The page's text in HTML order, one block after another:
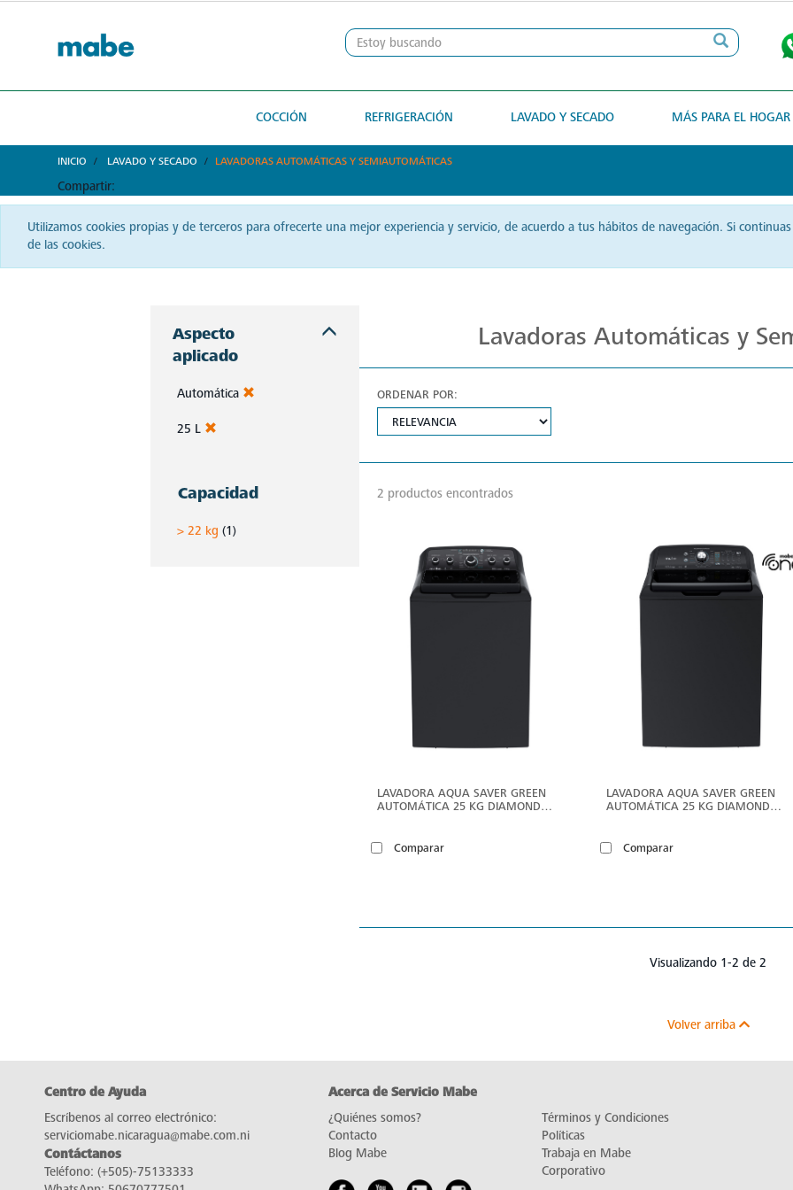
COCCIÓN REFRIGERACIÓN LAVADO Y SECADO MÁS PARA EL HOGAR
INICIO LAVADO Y SECADO LAVADORAS AUTOMÁTICAS Y SEMIAUTOMÁTICAS
Compartir:
Utilizamos cookies propias y de terceros para ofrecerte una mejor experiencia y servicio, de acuerdo a tus hábitos de navegación. Si
de las cookies.
Aspecto
aplicado
Automática
25 L
Capacidad
> 22 kg (1)
Lavadoras Automáticas y
ORDENAR POR:
2 productos encontrados
LAVADORA AQUA SAVER GREEN
AUTOMÁTICA 25 KG DIAMOND
Comparar
LAVADORA AQUA SAVER GREEN
AUTOMÁTICA 25 KG DIAMOND
Comparar
Visualizando 1-2 de 2
Volver arriba
Centro de Ayuda
Escríbenos al correo electrónico:
serviciomabe.nicaragua@mabe.com.ni
Contáctanos
Teléfono: (+505)-75133333
Acerca de Servicio Mabe
¿Quiénes somos?
Contacto
Blog Mabe
Términos y Condiciones
Políticas
Trabaja en Mabe
Corporativo